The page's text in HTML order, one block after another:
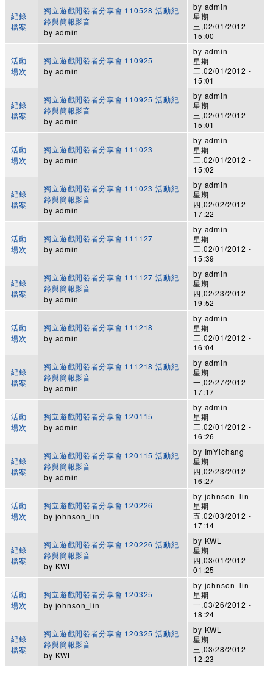
紀錄
檔案
獨立遊戲開發者分享會 110528 活動紀
錄與簡報影音
by admin
by admin
星期
三,02/01/2012 -
15:00
活動
場次
獨立遊戲開發者分享會 110925
by admin
by admin
星期
三,02/01/2012 -
15:01
紀錄
檔案
獨立遊戲開發者分享會 110925 活動紀
錄與簡報影音
by admin
by admin
星期
三,02/01/2012 -
15:01
活動
場次
獨立遊戲開發者分享會 111023
by admin
by admin
星期
三,02/01/2012 -
15:02
紀錄
檔案
獨立遊戲開發者分享會 111023 活動紀
錄與簡報影音
by admin
by admin
星期
四,02/02/2012 -
17:22
活動
場次
獨立遊戲開發者分享會 111127
by admin
by admin
星期
三,02/01/2012 -
15:39
紀錄
檔案
獨立遊戲開發者分享會 111127 活動紀
錄與簡報影音
by admin
by admin
星期
四,02/23/2012 -
19:52
活動
場次
獨立遊戲開發者分享會 111218
by admin
by admin
星期
三,02/01/2012 -
16:04
紀錄
檔案
獨立遊戲開發者分享會 111218 活動紀
錄與簡報影音
by admin
by admin
星期
一,02/27/2012 -
17:17
活動
場次
獨立遊戲開發者分享會 120115
by admin
by admin
星期
三,02/01/2012 -
16:26
紀錄
檔案
獨立遊戲開發者分享會 120115 活動紀
錄與簡報影音
by admin
by ImYichang
星期
四,02/23/2012 -
16:27
活動
場次
獨立遊戲開發者分享會 120226
by johnson_lin
by johnson_lin
星期
五,02/03/2012 -
17:14
紀錄
檔案
獨立遊戲開發者分享會 120226 活動紀
錄與簡報影音
by KWL
by KWL
星期
四,03/01/2012 -
01:25
活動
場次
獨立遊戲開發者分享會 120325
by johnson_lin
by johnson_lin
星期
一,03/26/2012 -
18:24
紀錄
檔案
獨立遊戲開發者分享會 120325 活動紀
錄與簡報影音
by KWL
by KWL
星期
三,03/28/2012 -
12:23